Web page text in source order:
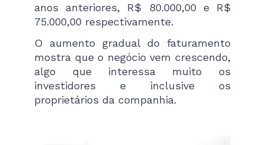
anos anteriores, R$ 80.000,00 e R$
75.000,00 respectivamente.
O aumento gradual do faturamento
mostra que o negócio vem crescendo,
algo que interessa muito os
investidores e inclusive os
proprietários da companhia.